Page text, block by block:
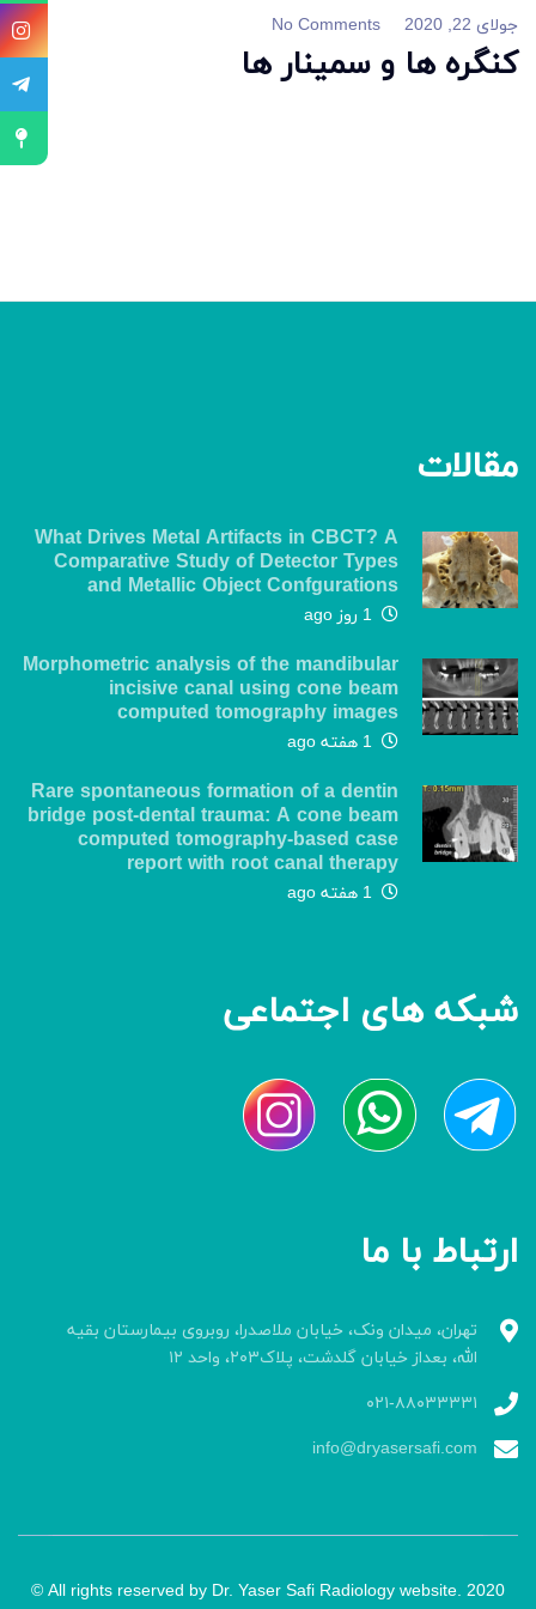
جولای 22, 2020 No Comments
کنگره ها و سمینار ها
مقالات
What Drives Metal Artifacts in CBCT? A
Comparative Study of Detector Types
and Metallic Object Confgurations
1 روز ago
Morphometric analysis of the mandibular
incisive canal using cone beam
computed tomography images
1 هفته ago
Rare spontaneous formation of a dentin
bridge post-dental trauma: A cone beam
computed tomography-based case
report with root canal therapy
1 هفته ago
شبکه های اجتماعی
ارتباط با ما
تهران، میدان ونک، خیابان ملاصدرا، روبروی بیمارستان بقیه
الله، بعداز خیابان گلدشت، پلاک۲۰۳، واحد ۱۲
۰۲۱-۸۸۰۳۳۳۳۱
info@dryasersafi.com
All rights reserved by Dr. Yaser Safi Radiology website. 2020 ©